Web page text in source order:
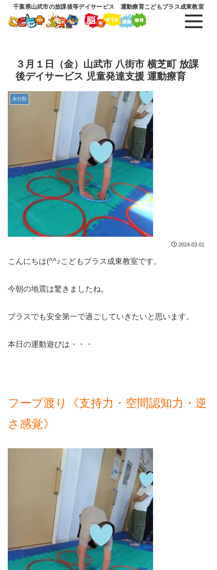
千葉県山武市の放課後等デイサービス 運動療育こどもプラス成東教室
３月１日（金）山武市 八街市 横芝町 放課
後デイサービス 児童発達支援 運動療育
未分類
2024.03.01
こんにちは(^^♪こどもプラス成東教室です。
今朝の地震は驚きましたね。
プラスでも安全第一で過ごしていきたいと思います。
本日の運動遊びは・・・
フープ渡り《支持力・空間認知力・逆
さ感覚》